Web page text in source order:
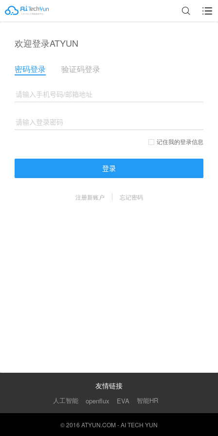
欢迎登录ATYUN
密码登录 验证码登录
记住我的登录信息
登录
注册新账户 忘记密码
友情链接
人工智能 openflux EVA 智能HR
© 2016 ATYUN.COM - AI TECH YUN